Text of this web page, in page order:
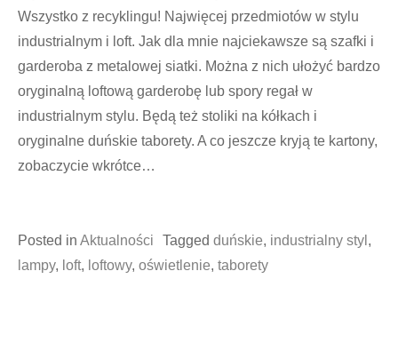
Wszystko z recyklingu! Najwięcej przedmiotów w stylu
industrialnym i loft. Jak dla mnie najciekawsze są szafki i
garderoba z metalowej siatki. Można z nich ułożyć bardzo
oryginalną loftową garderobę lub spory regał w
industrialnym stylu. Będą też stoliki na kółkach i
oryginalne duńskie taborety. A co jeszcze kryją te kartony,
zobaczycie wkrótce…
Posted in Aktualności Tagged duńskie, industrialny styl ,
lampy, loft, loftowy, oświetlenie, taborety